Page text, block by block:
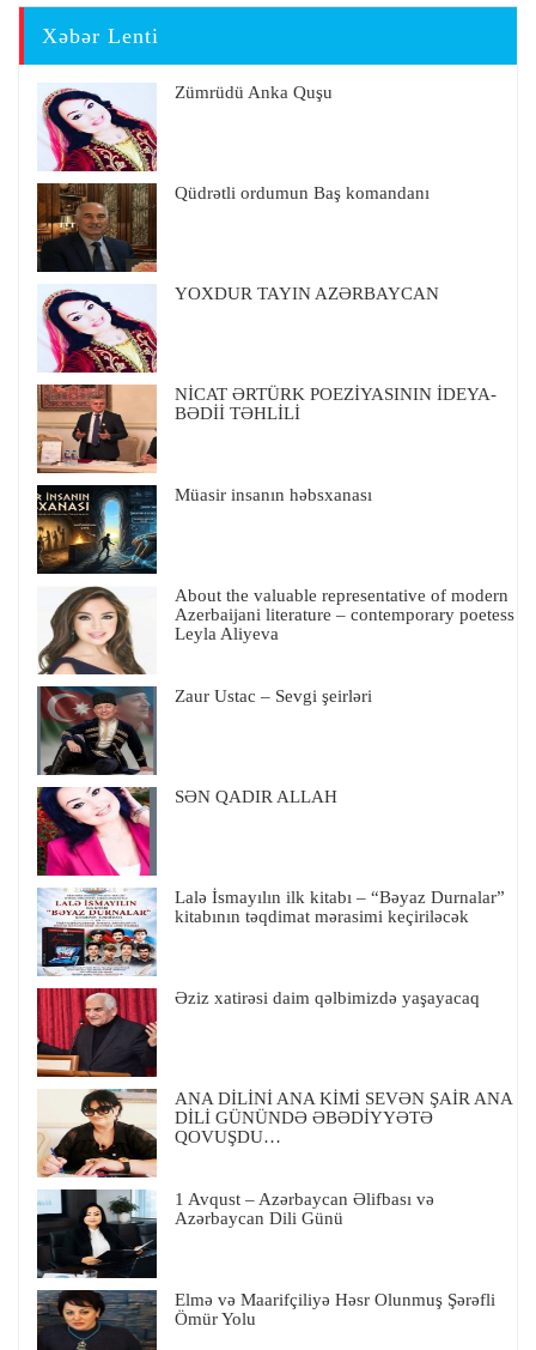
Xəbər Lenti
Zümrüdü Anka Quşu
Qüdrətli ordumun Baş komandanı
YOXDUR TAYIN AZƏRBAYCAN
NİCAT ƏRTÜRK POEZİYASININ İDEYA-
BƏDİİ TƏHLİLİ
Müasir insanın həbsxanası
About the valuable representative of modern
Azerbaijani literature – contemporary poetess
Leyla Aliyeva
Zaur Ustac – Sevgi şeirləri
SƏN QADIR ALLAH
Lalə İsmayılın ilk kitabı – “Bəyaz Durnalar”
kitabının təqdimat mərasimi keçiriləcək
Əziz xatirəsi daim qəlbimizdə yaşayacaq
ANA DİLİNİ ANA KİMİ SEVƏN ŞAİR ANA
DİLİ GÜNÜNDƏ ƏBƏDİYYƏTƏ
QOVUŞDU…
1 Avqust – Azərbaycan Əlifbası və
Azərbaycan Dili Günü
Elmə və Maarifçiliyə Həsr Olunmuş Şərəfli
Ömür Yolu